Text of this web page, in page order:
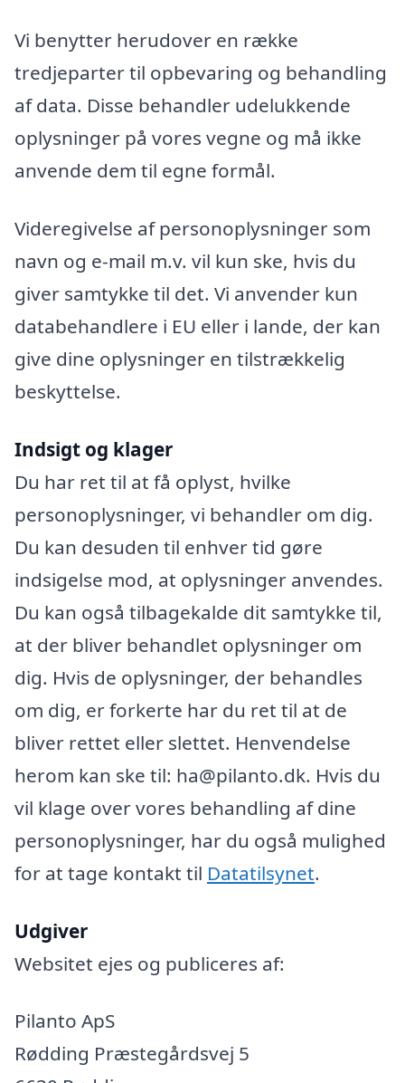
Vi benytter herudover en række
tredjeparter til opbevaring og behandling
af data. Disse behandler udelukkende
oplysninger på vores vegne og må ikke
anvende dem til egne formål.
Videregivelse af personoplysninger som
navn og e-mail m.v. vil kun ske, hvis du
giver samtykke til det. Vi anvender kun
databehandlere i EU eller i lande, der kan
give dine oplysninger en tilstrækkelig
beskyttelse.
Indsigt og klager
Du har ret til at få oplyst, hvilke
personoplysninger, vi behandler om dig.
Du kan desuden til enhver tid gøre
indsigelse mod, at oplysninger anvendes.
Du kan også tilbagekalde dit samtykke til,
at der bliver behandlet oplysninger om
dig. Hvis de oplysninger, der behandles
om dig, er forkerte har du ret til at de
bliver rettet eller slettet. Henvendelse
herom kan ske til: ha@pilanto.dk. Hvis du
vil klage over vores behandling af dine
personoplysninger, har du også mulighed
for at tage kontakt til Datatilsynet.
Udgiver
Websitet ejes og publiceres af:
Pilanto ApS
Rødding Præstegårdsvej 5